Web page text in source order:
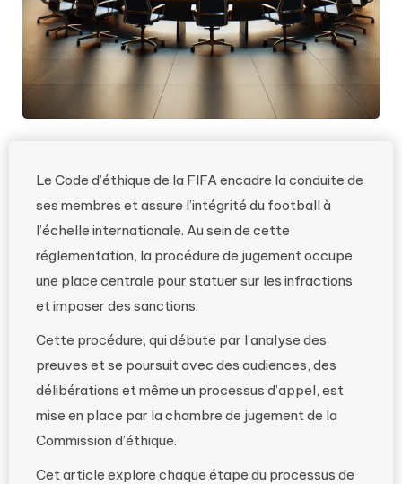
Le Code d’éthique de la FIFA encadre la conduite de
ses membres et assure l’intégrité du football à
l’échelle internationale. Au sein de cette
réglementation, la procédure de jugement occupe
une place centrale pour statuer sur les infractions
et imposer des sanctions.
Cette procédure, qui débute par l’analyse des
preuves et se poursuit avec des audiences, des
délibérations et même un processus d’appel, est
mise en place par la chambre de jugement de la
Commission d’éthique.
Cet article explore chaque étape du processus de